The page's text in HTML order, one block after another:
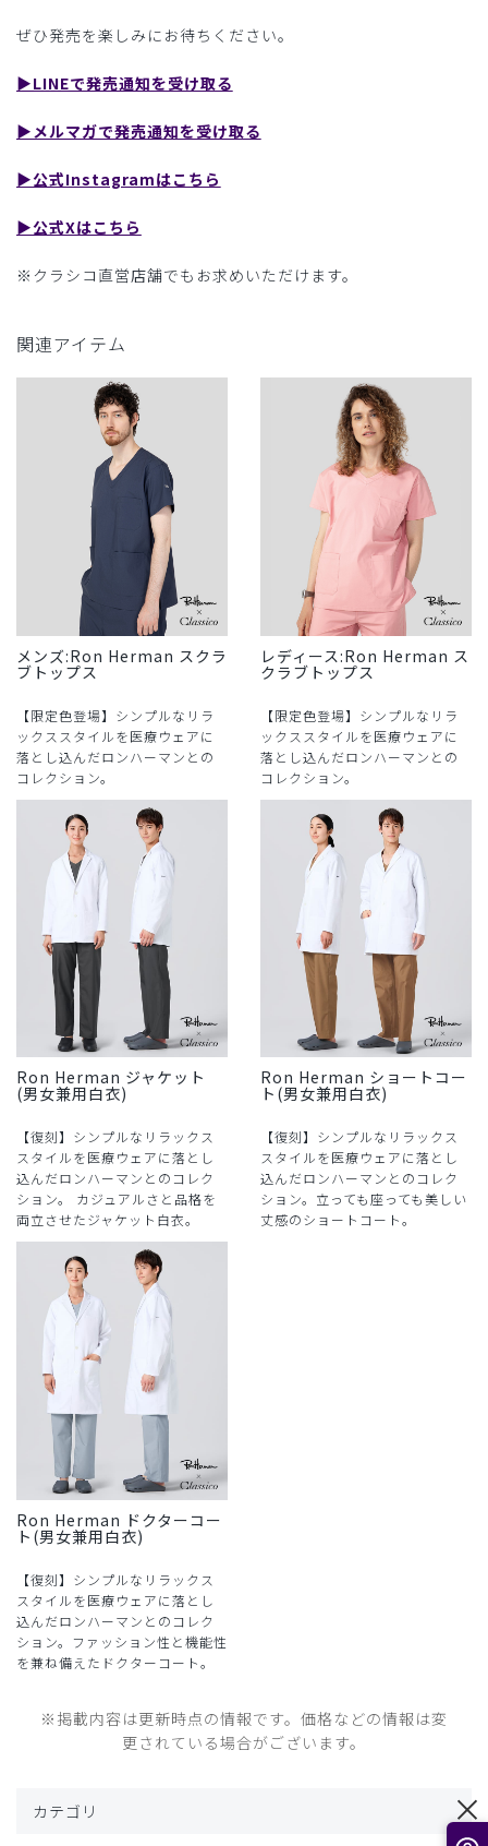
ぜひ発売を楽しみにお待ちください。
▶︎LINEで発売通知を受け取る
▶︎メルマガで発売通知を受け取る
▶︎公式Instagramはこちら
▶︎公式Xはこちら
※クラシコ直営店舗でもお求めいただけます。
関連アイテム
メンズ:Ron Herman スクラ
ブトップス
【限定色登場】シンプルなリラ
ックススタイルを医療ウェアに
落とし込んだロンハーマンとの
コレクション。
レディース:Ron Herman ス
クラブトップス
【限定色登場】シンプルなリラ
ックススタイルを医療ウェアに
落とし込んだロンハーマンとの
コレクション。
Ron Herman ジャケット
(男女兼用白衣)
【復刻】シンプルなリラックス
スタイルを医療ウェアに落とし
込んだロンハーマンとのコレク
ション。 カジュアルさと品格を
両立させたジャケット白衣。
Ron Herman ショートコー
ト(男女兼用白衣)
【復刻】シンプルなリラックス
スタイルを医療ウェアに落とし
込んだロンハーマンとのコレク
ション。立っても座っても美しい
丈感のショートコート。
Ron Herman ドクターコー
ト(男女兼用白衣)
【復刻】シンプルなリラックス
スタイルを医療ウェアに落とし
込んだロンハーマンとのコレク
ション。ファッション性と機能性
を兼ね備えたドクターコート。
※掲載内容は更新時点の情報です。価格などの情報は変
更されている場合がございます。
カテゴリ